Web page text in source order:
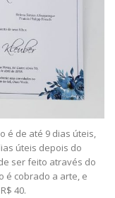
é de até 9 dias úteis,
úteis depois do
ser feito através do
é cobrado a arte, e
40.